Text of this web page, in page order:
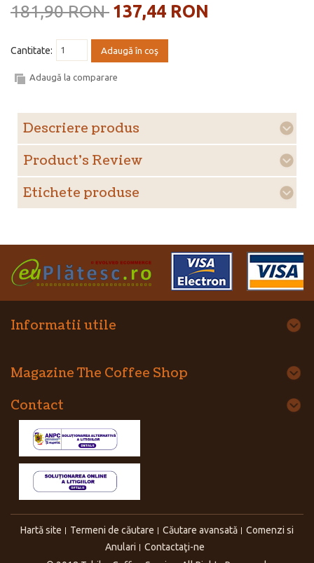
181,90 RON 137,44 RON
Cantitate: Adaugă în coş
Adaugă la comparare
Descriere produs
Product's Review
Etichete produse
Informatii utile
Magazine The Coffee Shop
Contact
Hartă site Termeni de căutare Căutare avansată
Comenzi si
Anulari
Contactaţi-ne